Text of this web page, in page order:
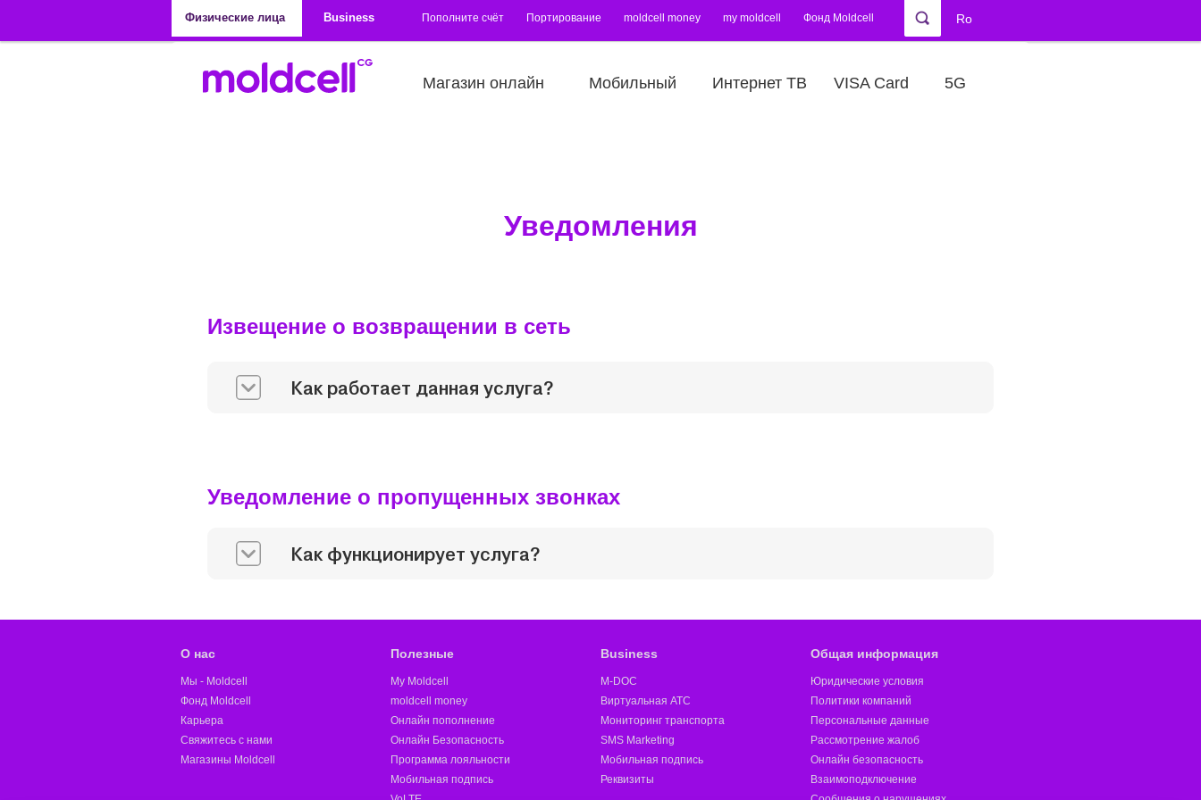
Физические лица
Business Пополните счёт Портирование moldcell money my moldcell Фонд Moldcell Ro
Магазин онлайн Мобильный Интернет ТВ VISA Card 5G
Уведомления
Извещение о возвращении в сеть
Как работает данная услуга?
Уведомление о пропущенных звонках
Как функционирует услуга?
О нас
Мы - Moldcell
Фонд Moldcell
Карьера
Свяжитесь с нами
Магазины Moldcell
Полезные
My Moldcell
moldcell money
Онлайн пополнение
Онлайн Безопасность
Программа лояльности
Мобильная подпись
Business
M-DOC
Виртуальная АТС
Мониторинг транспорта
SMS Marketing
Мобильная подпись
Реквизиты
Общая информация
Юридические условия
Политики компаний
Персональные данные
Рассмотрение жалоб
Онлайн безопасность
Взаимоподключение